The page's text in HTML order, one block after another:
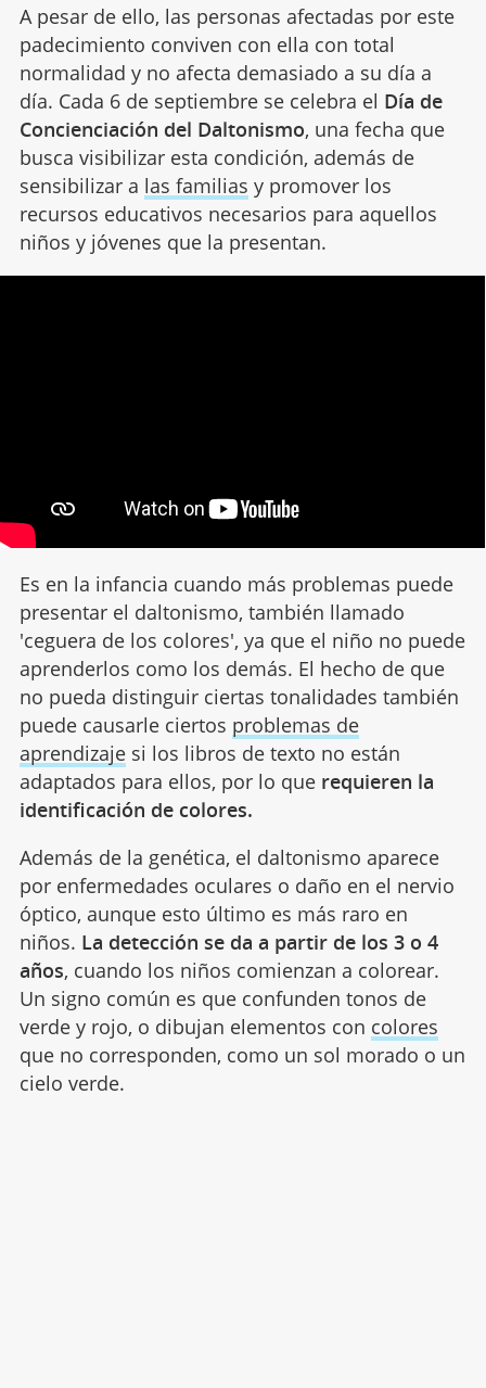
A pesar de ello, las personas afectadas por este
padecimiento conviven con ella con total
normalidad y no afecta demasiado a su día a
día. Cada 6 de septiembre se celebra el Día de
Concienciación del Daltonismo, una fecha que
busca visibilizar esta condición, además de
sensibilizar a las familias y promover los
recursos educativos necesarios para aquellos
niños y jóvenes que la presentan.
Es en la infancia cuando más problemas puede
presentar el daltonismo, también llamado
'ceguera de los colores', ya que el niño no puede
aprenderlos como los demás. El hecho de que
no pueda distinguir ciertas tonalidades también
puede causarle ciertos problemas de
aprendizajesi los libros de texto no están
adaptados para ellos, por lo que requieren la
identificación de colores.
Además de la genética, el daltonismo aparece
por enfermedades oculares o daño en el nervio
óptico, aunque esto último es más raro en
niños. La detección se da a partir de los 3 o 4
años, cuando los niños comienzan a colorear.
Un signo común es que confunden tonos de
verde y rojo, o dibujan elementos con colores
que no corresponden, como un sol morado o un
cielo verde.